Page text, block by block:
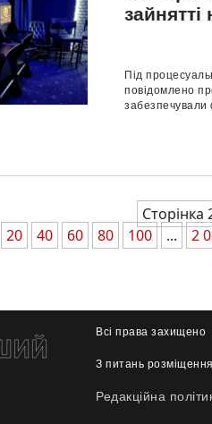
Під
повідомлено
забезпечували
Сторінка
20 40 60 80 100 ... 2
Всі права захищено
З питань
Редакційна